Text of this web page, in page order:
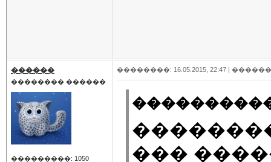
������
�������� ������
���������: 1050
��������: 16.05.2015, 22:47 |
���